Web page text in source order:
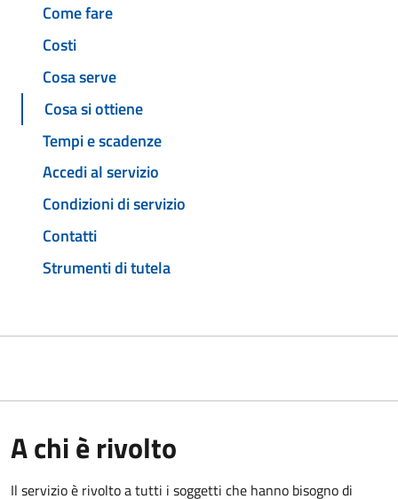
Come fare
Costi
Cosa serve
Cosa si ottiene
Tempi e scadenze
Accedi al servizio
Condizioni di servizio
Contatti
Strumenti di tutela
A chi è rivolto
Il servizio è rivolto a tutti i soggetti che hanno bisogno di